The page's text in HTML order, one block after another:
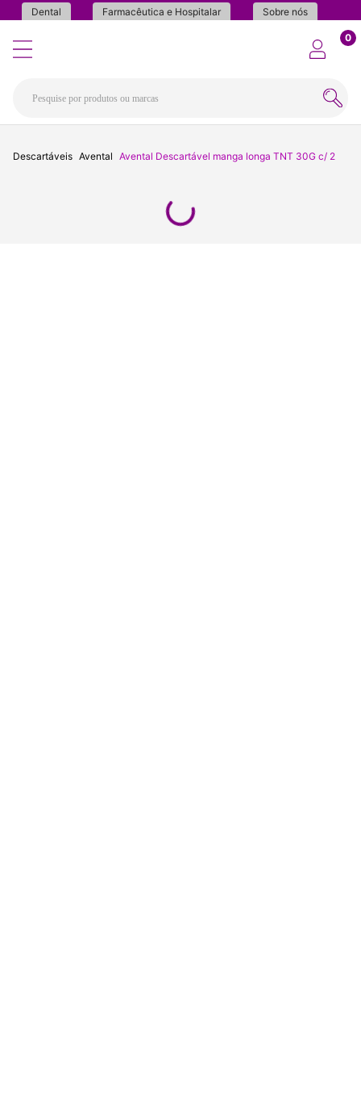
Dental Farmacêutica e Hospitalar Sobre nós
0
Descartáveis Avental Avental Descartável manga longa TNT 30G c/ 2